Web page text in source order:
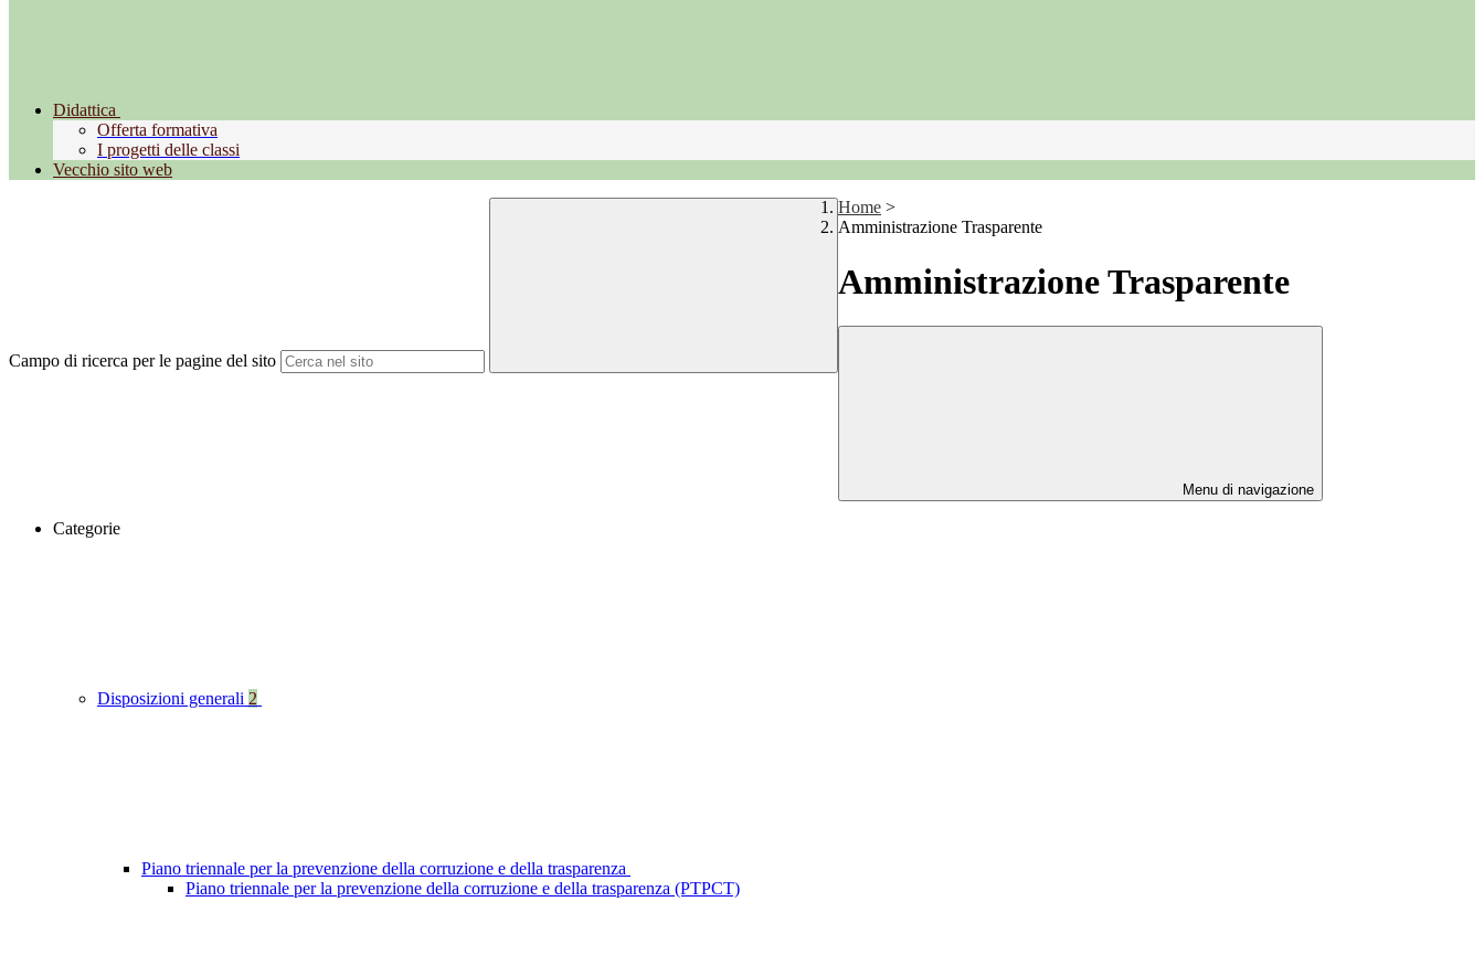
Didattica
Offerta formativa
I progetti delle classi
Vecchio sito web
Campo di ricerca per le pagine del sito
Home >
Amministrazione Trasparente
Amministrazione Trasparente
Menu di navigazione
Categorie
Disposizioni generali 2
Piano triennale per la prevenzione della corruzione e della trasparenza
Piano triennale per la prevenzione della corruzione e della trasparenza (PTPCT)